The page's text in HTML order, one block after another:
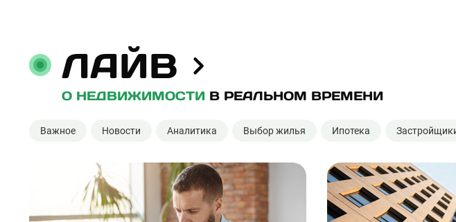
ЛАЙВ
О НЕДВИЖИМОСТИ В РЕАЛЬНОМ ВРЕМЕНИ
Важное Новости Аналитика Выбор жилья Ипотека